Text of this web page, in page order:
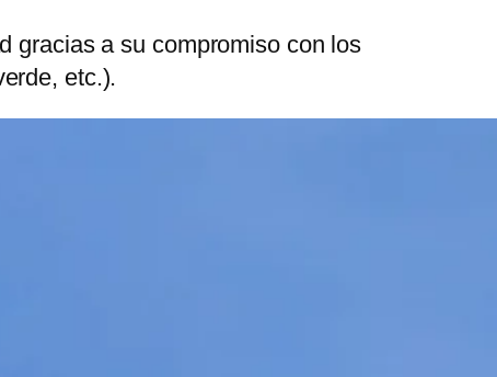
gracias a su compromiso con los
etc.).